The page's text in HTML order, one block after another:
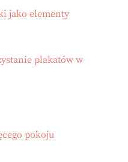
jako elementy
plakatów w
pokoju